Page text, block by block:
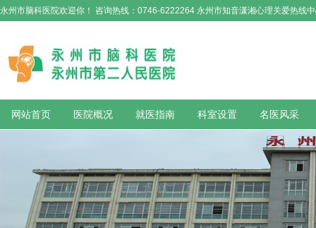
永州市脑科医院欢迎你！ 咨询热线：0746-6222264 永州市知音潇湘心理关爱热线
网站首页 医院概况 就医指南 科室设置 名医风采